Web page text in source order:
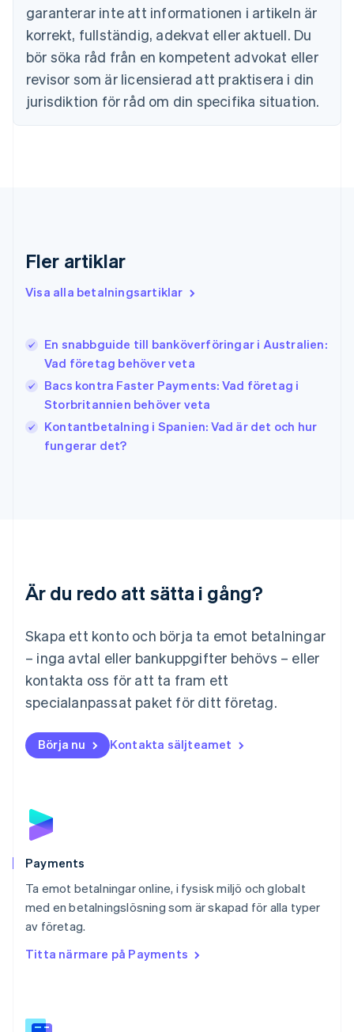
garanterar inte att informationen i artikeln är
korrekt, fullständig, adekvat eller aktuell. Du
bör söka råd från en kompetent advokat eller
revisor som är licensierad att praktisera i din
jurisdiktion för råd om din specifika situation.
Fler artiklar
Visa alla betalningsartiklar
En snabbguide till banköverföringar i Australien:
Vad företag behöver veta
Bacs kontra Faster Payments: Vad företag i
Storbritannien behöver veta
Kontantbetalning i Spanien: Vad är det och hur
fungerar det?
Är du redo att sätta i gång?
Skapa ett konto och börja ta emot betalningar
– inga avtal eller bankuppgifter behövs – eller
kontakta oss för att ta fram ett
specialanpassat paket för ditt företag.
Börja nu Kontakta säljteamet
Payments
Ta emot betalningar online, i fysisk miljö och globalt
med en betalningslösning som är skapad för alla typer
av företag.
Titta närmare på Payments
Estland
Fastlandskina
简体中文English
Finland
English Svenska
Frankrike
简体中文
Indien
Irland
ItalianoEnglish
Japan
日本語English
English Français
Kroatien
EnglishItaliano
Malaysia
English
Mexiko
Nederländerna
NederlandsEnglish
English
Nya Zeeland
Portugal
Português
English
DeutschFrançaisItalianoEnglish
Singapore
English简体中文
English
Español